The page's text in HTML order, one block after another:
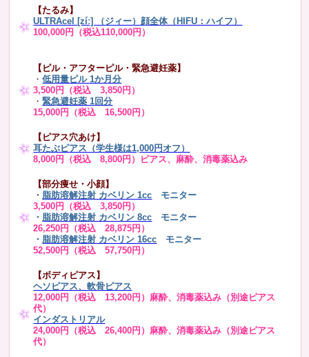
【たるみ】
ULTRAcel [zíː] （ジィー）顔全体（HIFU：ハイフ）
100,000円（税込110,000円）
【ピル・アフターピル・緊急避妊薬】
・低用量ピル 1か月分
3,500円（税込 3,850円）
・緊急避妊薬 1回分
15,000円（税込 16,500円）
【ピアス穴あけ】
耳たぶピアス（学生様は1,000円オフ）
8,000円（税込 8,800円）ピアス、麻酔、消毒薬込み
【部分痩せ・小顔】
・ 脂肪溶解注射 カベリン 1cc モニター
3,500円（税込 3,850円）
・ 脂肪溶解注射 カベリン 8cc モニター
26,250円（税込 28,875円）
・ 脂肪溶解注射 カベリン 16cc
モニター
52,500円（税込 57,750円）
【ボディピアス】
ヘソピアス、軟骨ピアス
12,000円（税込 13,200円）麻酔、消毒薬込み（別途ピアス
代）
インダストリアル
24,000円（税込 26,400円）麻酔、消毒薬込み（別途ピアス
代）